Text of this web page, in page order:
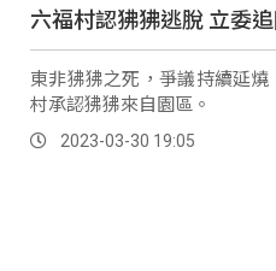
六福村認狒狒逃脫 立委
東非狒狒之死，爭議持續延
村承認狒狒來自園區。
2023-03-30 19:05